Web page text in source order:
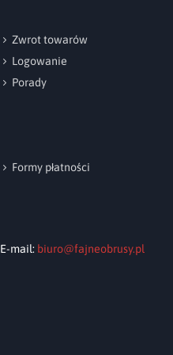
Zwrot towarów
Logowanie
Porady
Formy płatności
E-mail: biuro@fajneobrusy.pl